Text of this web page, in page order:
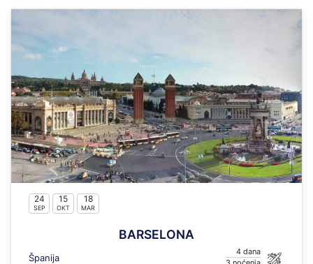
24
SEP
15
OKT
18
MAR
BARSELONA
Španija
4